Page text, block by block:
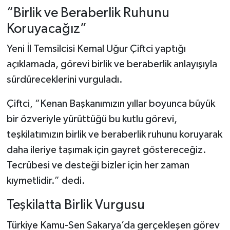
“Birlik ve Beraberlik Ruhunu
Koruyacağız”
Yeni İl Temsilcisi Kemal Uğur Çiftci yaptığı
açıklamada, görevi birlik ve beraberlik anlayışıyla
sürdüreceklerini vurguladı.
Çiftci, “Kenan Başkanımızın yıllar boyunca büyük
bir özveriyle yürüttüğü bu kutlu görevi,
teşkilatımızın birlik ve beraberlik ruhunu koruyarak
daha ileriye taşımak için gayret göstereceğiz.
Tecrübesi ve desteği bizler için her zaman
kıymetlidir.” dedi.
Teşkilatta Birlik Vurgusu
Türkiye Kamu-Sen Sakarya’da gerçekleşen görev